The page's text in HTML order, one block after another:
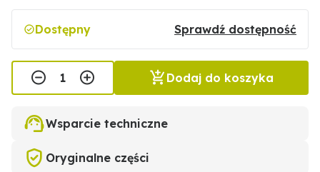
Dostępny Sprawdź dostępność
Dodaj do koszyka
Wsparcie techniczne
Oryginalne części